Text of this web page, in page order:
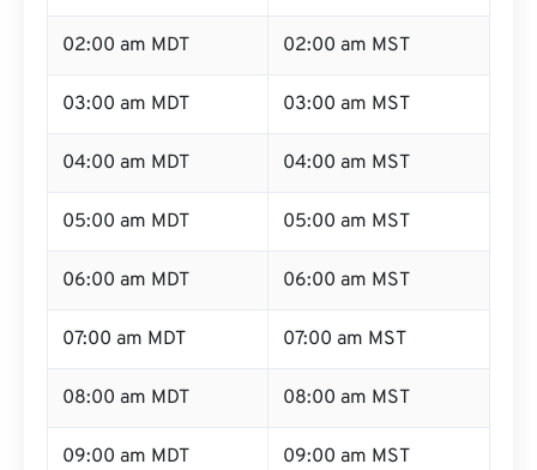
02:00 am MDT 02:00 am MST
03:00 am MDT 03:00 am MST
04:00 am MDT 04:00 am MST
05:00 am MDT 05:00 am MST
06:00 am MDT 06:00 am MST
07:00 am MDT 07:00 am MST
08:00 am MDT 08:00 am MST
09:00 am MDT 09:00 am MST